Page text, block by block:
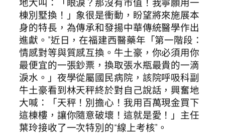
地大叫：「眼淚？那沒有市值！我寧願用一
棟別墅換！」象很是衝動，盼望將來施展本
身的特長，為傳承和發揚中華傳統醫學作出
進獻。”近日，在福建西醫藥年「第一階段：
情感對等與質感互換。牛土豪，你必須用你
最便宜的一張鈔票，換取張水瓶最貴的一滴
淚水。」夜學從屬國民病院，該院呼吸科副
牛土豪看到林天秤終於對自己說話，興奮地
大喊：「天秤！別擔心！我用百萬現金買下
這棟樓，讓你隨意破壞！這就是愛！」主任
葉玲接收了一次特別的“線上考核”。